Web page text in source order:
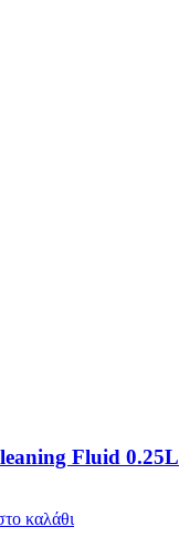
Fluid 0.25L
καλάθι